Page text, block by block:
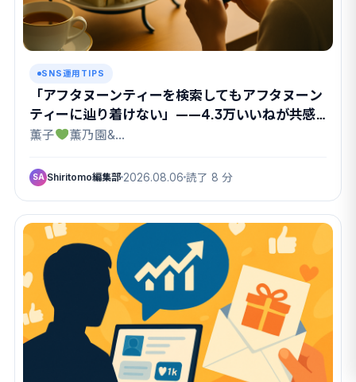
SNS運用TIPS
「アフタヌーンティーを検索してもアフタヌーン
ティーに辿り着けない」——4.3万いいねが共感
したX検索のクセ
薫子 薫乃園&…
SA Shiritomo編集部 2026.08.06 読了 8 分